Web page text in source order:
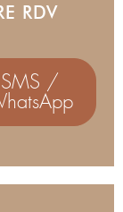
RDV
SMS /